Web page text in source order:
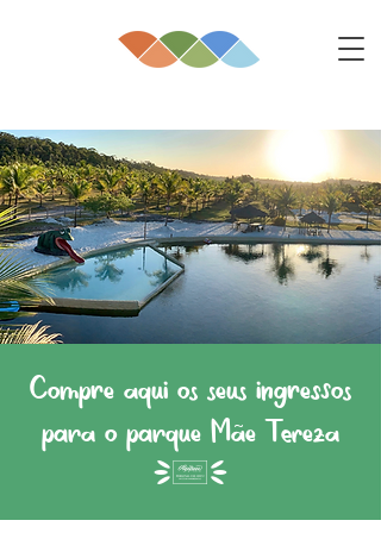
Compre aqui os seus ingressos
para o parque Mãe Tereza
(2)